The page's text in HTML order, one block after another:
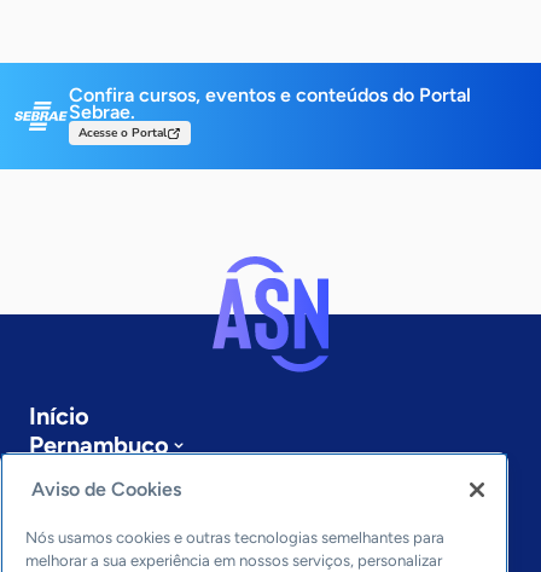
Confira cursos, eventos e conteúdos do Portal
Sebrae.
Acesse o Portal
Início
Pernambuco
Sobre a ASN
Últimas notícias
Entre em contato
Editorias
Aviso de Cookies
Nós usamos cookies e outras tecnologias semelhantes para
melhorar a sua experiência em nossos serviços, personalizar